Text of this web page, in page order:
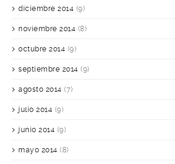
diciembre 2014 (9)
noviembre 2014 (8)
octubre 2014 (9)
septiembre 2014 (9)
agosto 2014 (7)
julio 2014 (9)
junio 2014 (9)
mayo 2014 (8)